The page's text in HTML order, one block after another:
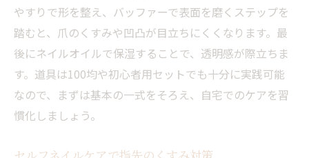
やすりで形を整え、バッファーで表面を磨くステップを
踏むと、爪のくすみや凹凸が目立ちにくくなります。最
後にネイルオイルで保湿することで、透明感が際立ちま
す。道具は100均や初心者用セットでも十分に実践可能
なので、まずは基本の一式をそろえ、自宅でのケアを習
慣化しましょう。